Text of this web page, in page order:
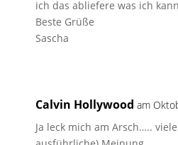
ich das abliefere was ich
Beste Grüße
Sascha
Calvin Hollywood am
Ja leck mich am Arsch…..